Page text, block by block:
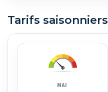
Tarifs saisonniers
MAI